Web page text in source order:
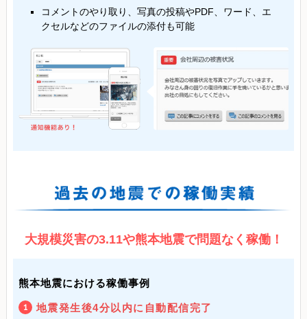
コメントのやり取り、写真の投稿やPDF、ワード、エ
クセルなどのファイルの添付も可能
大規模災害の3.11や熊本地震で問題なく稼働！
熊本地震における稼働事例
1 地震発生後4分以内に自動配信完了